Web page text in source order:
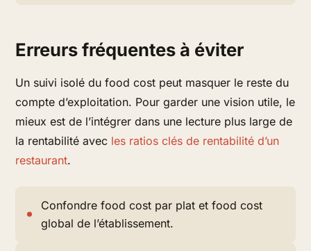
Erreurs fréquentes à éviter
Un suivi isolé du food cost peut masquer le reste du
compte d’exploitation. Pour garder une vision utile, le
mieux est de l’intégrer dans une lecture plus large de
la rentabilité avec les ratios clés de rentabilité d’un
restaurant.
Confondre food cost par plat et food cost
global de l’établissement.